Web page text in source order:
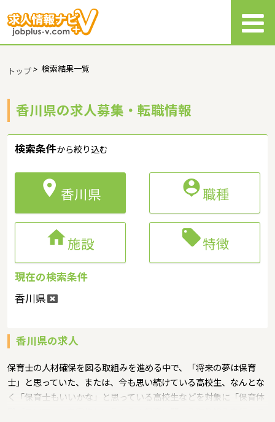
トップ> 検索結果一覧
香川県の求人募集・転職情報
検索条件から絞り込む
 香川県 職種
施設 特徴
現在の検索条件
香川県
香川県の求人
保育士の人材確保を図る取組みを進める中で、「将来の夢は保育
士」と思っていた、または、今も思い続けている高校生、なんとな
く「保育士もいいかな」と思っている高校生などを対象に「保育体